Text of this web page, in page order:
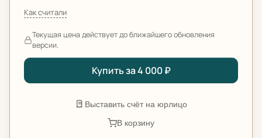
Как считали
Текущая цена действует до ближайшего обновления
версии.
Купить за 4 000 ₽
Выставить счёт на юрлицо
В корзину